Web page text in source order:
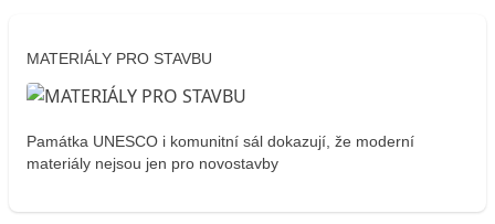
MATERIÁLY PRO STAVBU
Památka UNESCO i komunitní sál dokazují, že moderní
materiály nejsou jen pro novostavby